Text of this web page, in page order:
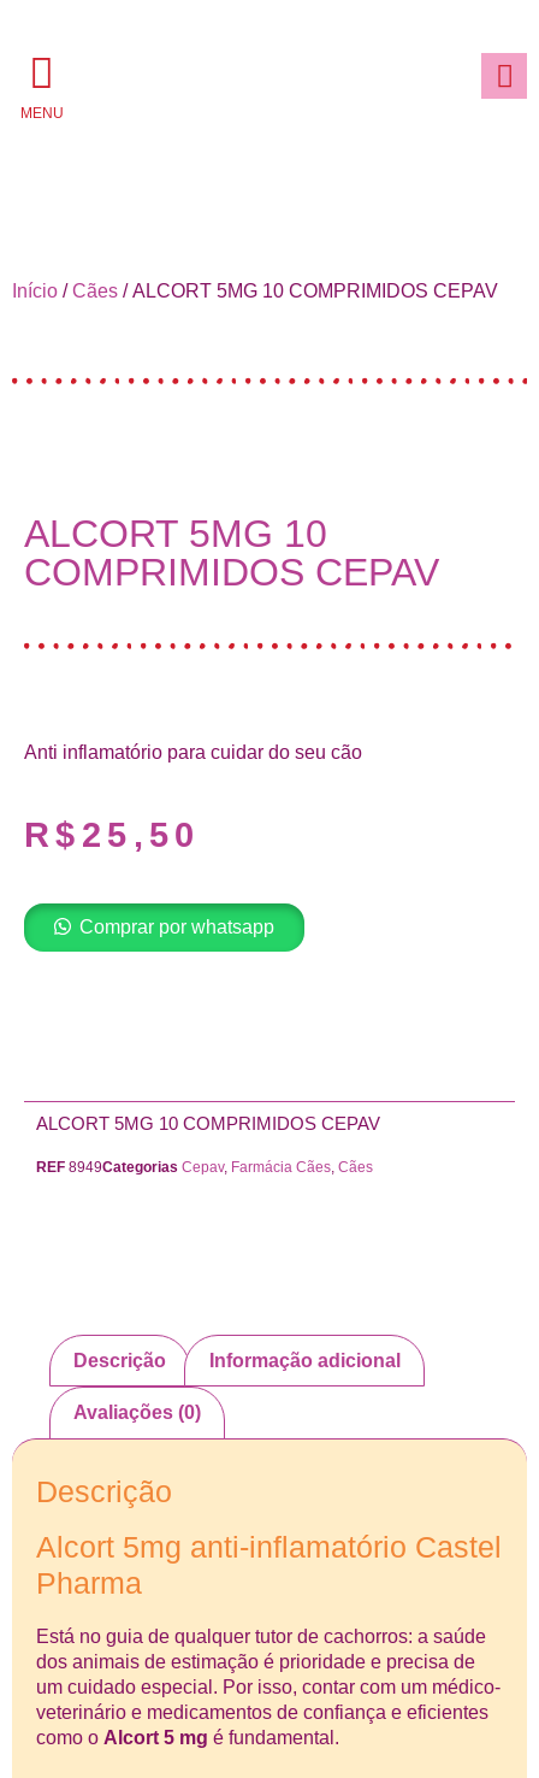
MENU
Início /Cães / ALCORT 5MG 10 COMPRIMIDOS CEPAV
ALCORT 5MG 10
COMPRIMIDOS CEPAV
Anti inflamatório para cuidar do seu cão
R$ 25,50
Comprar por whatsapp
ALCORT 5MG 10 COMPRIMIDOS CEPAV
REF 8949Categorias Cepav, Farmácia Cães Cães
Descrição Informação adicional
Avaliações (0)
Descrição
Alcort 5mg anti-inflamatório Castel
Pharma
Está no guia de qualquer tutor de cachorros: a saúde
dos animais de estimação é prioridade e precisa de
um cuidado especial. Por isso, contar com um médico-
veterinário e medicamentos de confiança e eficientes
como o Alcort 5 mg é fundamental.